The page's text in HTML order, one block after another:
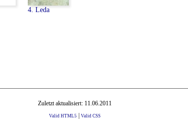
4. Leda
Zuletzt aktualisiert: 11.06.2011
Valid HTML5 Valid CSS